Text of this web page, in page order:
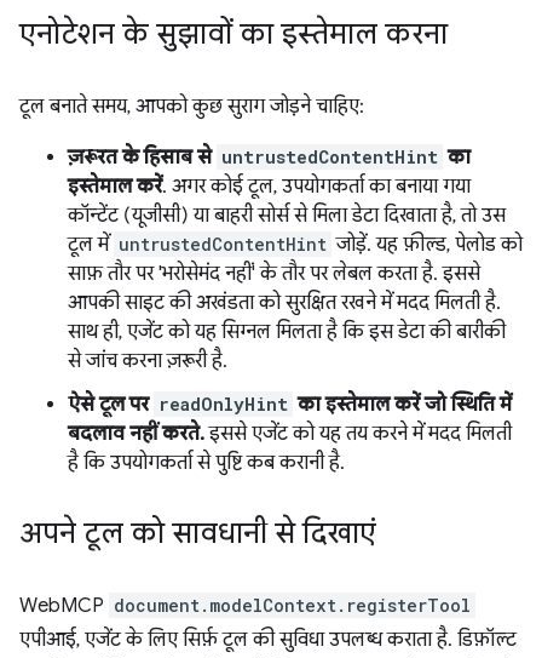
एनोटेशन के सुझावों का इस्तेमाल करना
टूल बनाते समय, आपको कुछ सुराग जोड़ने चाहिए:
ज़रूरत के हिसाब से untrustedContentHint का
इस्तेमाल करें. अगर कोई टूल, उपयोगकर्ता का बनाया गया
कॉन्टेंट (यूजीसी) या बाहरी सोर्स से मिला डेटा दिखाता है, तो उस
टूल में untrustedContentHint जोड़ें. यह फ़ील्ड, पेलोड को
साफ़ तौर पर 'भरोसेमंद नहीं' के तौर पर लेबल करता है. इससे
आपकी साइट की अखंडता को सुरक्षित रखने में मदद मिलती है.
साथ ही, एजेंट को यह सिग्नल मिलता है कि इस डेटा की बारीकी
से जांच करना ज़रूरी है.
ऐसे टूल पर readOnlyHint का इस्तेमाल करें जो स्थिति में
बदलाव नहीं करते.इससे एजेंट को यह तय करने में मदद मिलती
है कि उपयोगकर्ता से पुष्टि कब करानी है.
अपने टूल को सावधानी से दिखाएं
WebMCP document.modelContext.registerTool
एपीआई, एजेंट के लिए सिर्फ़ टूल की सुविधा उपलब्ध कराता है. डिफ़ॉल्ट